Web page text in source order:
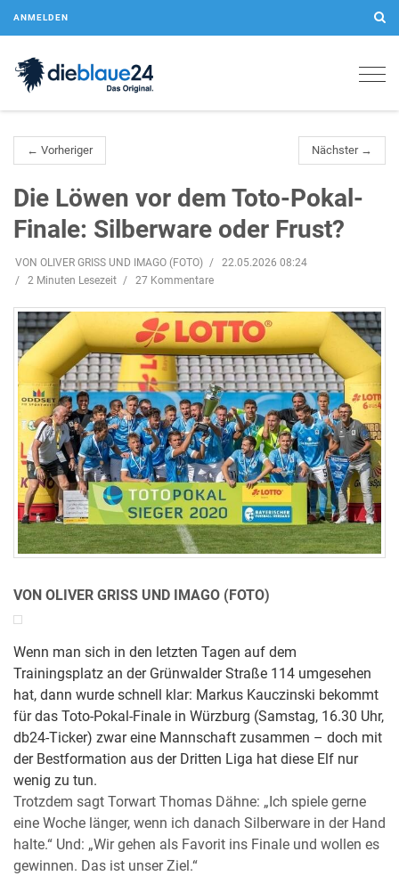
ANMELDEN
← Vorheriger Nächster →
Die Löwen vor dem Toto-Pokal-
Finale: Silberware oder Frust?
VON OLIVER GRISS UND IMAGO (FOTO)
22.05.2026 08:24
2 Minuten Lesezeit
27 Kommentare
VON OLIVER GRISS UND IMAGO (FOTO)
Wenn man sich in den letzten Tagen auf dem
Trainingsplatz an der Grünwalder Straße 114 umgesehen
hat, dann wurde schnell klar: Markus Kauczinski bekommt
für das Toto-Pokal-Finale in Würzburg (Samstag, 16.30 Uhr,
db24-Ticker) zwar eine Mannschaft zusammen – doch mit
der Bestformation aus der Dritten Liga hat diese Elf nur
wenig zu tun.
Trotzdem sagt Torwart Thomas Dähne: „Ich spiele gerne
eine Woche länger, wenn ich danach Silberware in der Hand
halte.“ Und: „Wir gehen als Favorit ins Finale und wollen es
gewinnen. Das ist unser Ziel.“